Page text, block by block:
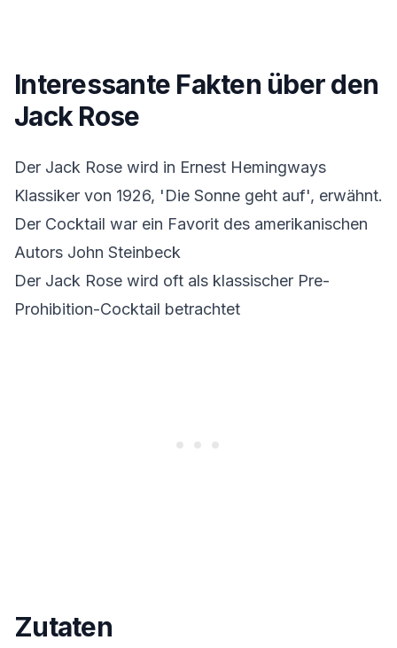
Interessante Fakten über den
Jack Rose
Der Jack Rose wird in Ernest Hemingways
Klassiker von 1926, 'Die Sonne geht auf', erwähnt.
Der Cocktail war ein Favorit des amerikanischen
Autors John Steinbeck
Der Jack Rose wird oft als klassischer Pre-
Prohibition-Cocktail betrachtet
Zutaten